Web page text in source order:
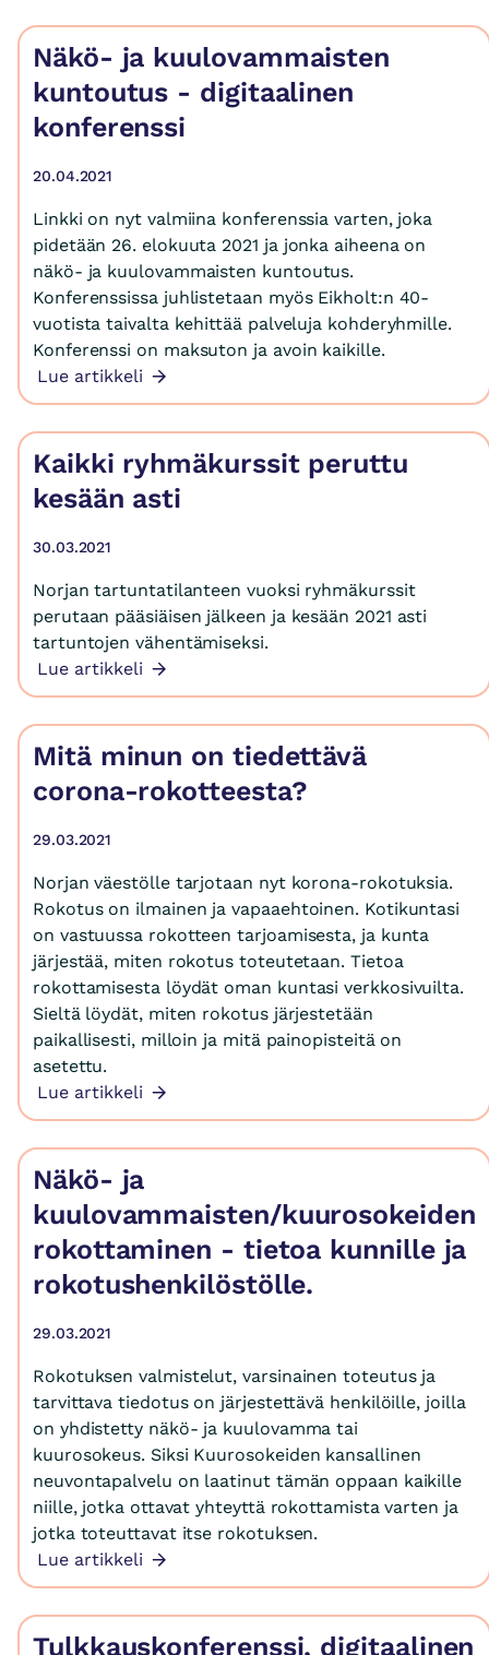
Näkö- ja kuulovammaisten
kuntoutus - digitaalinen
konferenssi
20.04.2021
Linkki on nyt valmiina konferenssia varten, joka
pidetään 26. elokuuta 2021 ja jonka aiheena on
näkö- ja kuulovammaisten kuntoutus.
Konferenssissa juhlistetaan myös Eikholt:n 40-
vuotista taivalta kehittää palveluja kohderyhmille.
Konferenssi on maksuton ja avoin kaikille.
Lue artikkeli
Kaikki ryhmäkurssit peruttu
kesään asti
30.03.2021
Norjan tartuntatilanteen vuoksi ryhmäkurssit
perutaan pääsiäisen jälkeen ja kesään 2021 asti
tartuntojen vähentämiseksi.
Lue artikkeli
Mitä minun on tiedettävä
corona-rokotteesta?
29.03.2021
Norjan väestölle tarjotaan nyt korona-rokotuksia.
Rokotus on ilmainen ja vapaaehtoinen. Kotikuntasi
on vastuussa rokotteen tarjoamisesta, ja kunta
järjestää, miten rokotus toteutetaan. Tietoa
rokottamisesta löydät oman kuntasi verkkosivuilta.
Sieltä löydät, miten rokotus järjestetään
paikallisesti, milloin ja mitä painopisteitä on
asetettu.
Lue artikkeli
Näkö- ja
kuulovammaisten/kuurosokeiden
rokottaminen - tietoa kunnille ja
rokotushenkilöstölle.
29.03.2021
Rokotuksen valmistelut, varsinainen toteutus ja
tarvittava tiedotus on järjestettävä henkilöille, joilla
on yhdistetty näkö- ja kuulovamma tai
kuurosokeus. Siksi Kuurosokeiden kansallinen
neuvontapalvelu on laatinut tämän oppaan kaikille
niille, jotka ottavat yhteyttä rokottamista varten ja
jotka toteuttavat itse rokotuksen.
Lue artikkeli
Tulkkauskonferenssi, digitaalinen